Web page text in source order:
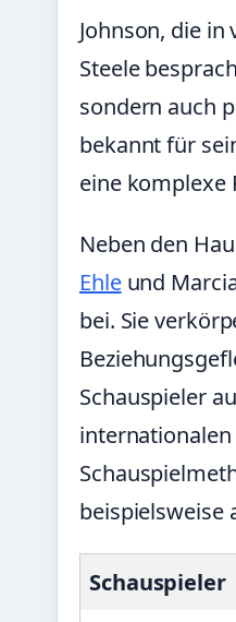
Johnson, die
Steele
sondern auch
bekannt für
eine komplexe
Neben den
Ehleund
bei. Sie
Schauspieler
beispielsweise
Schauspieler